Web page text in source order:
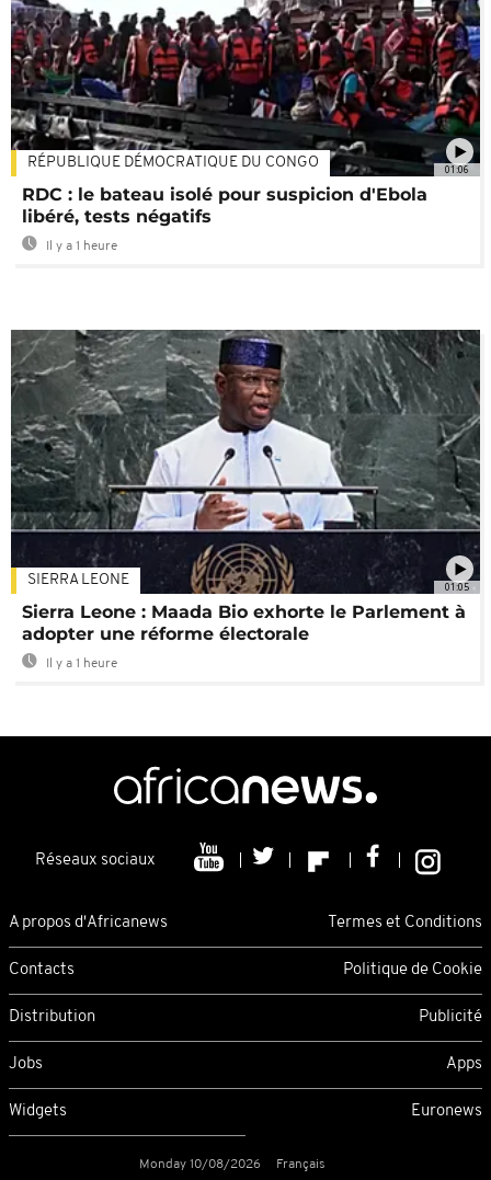
01:06
RÉPUBLIQUE DÉMOCRATIQUE DU CONGO
RDC : le bateau isolé pour suspicion d'Ebola
libéré, tests négatifs
Il y a 1 heure
01:05
SIERRA LEONE
Sierra Leone : Maada Bio exhorte le Parlement à
adopter une réforme électorale
Il y a 1 heure
Réseaux sociaux
A propos d'Africanews Termes et Conditions
Contacts Politique de Cookie
Distribution Publicité
Jobs Apps
Widgets Euronews
Monday 10/08/2026